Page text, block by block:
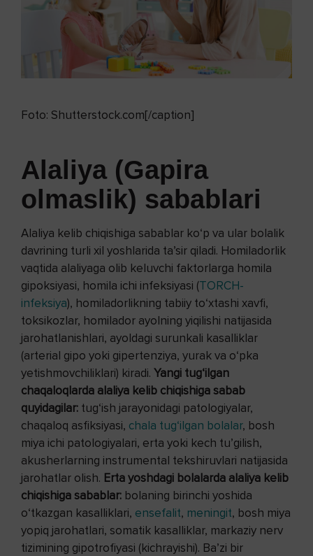
Foto: Shutterstock.com[/caption]
Alaliya (Gapira
olmaslik) sabablari
Alaliya kelib chiqishiga sabablar ko‘p va ular bolalik
davrining turli xil yoshlarida ta’sir qiladi. Homiladorlik
vaqtida alaliyaga olib keluvchi faktorlarga homila
gipoksiyasi, homila ichi infeksiyasi (TORCH-
infeksiya), homiladorlikning tabiiy to‘xtashi xavfi,
toksikozlar, homilador ayolning yiqilishi natijasida
jarohatlanishlari, ayoldagi surunkali kasalliklar
(arterial gipo yoki gipertenziya, yurak va o‘pka
yetishmovchiliklari) kiradi. Yangi tug‘ilgan
chaqaloqlarda alaliya kelib chiqishiga sabab
quyidagilar: tug‘ish jarayonidagi patologiyalar,
chaqaloq asfiksiyasi, chala tug‘ilgan bolalar, bosh
miya ichi patologiyalari, erta yoki kech tu’gilish,
akusherlarning instrumental tekshiruvlari natijasida
jarohatlar olish. Erta yoshdagi bolalarda alaliya kelib
chiqishiga sabablar: bolaning birinchi yoshida
o‘tkazgan kasalliklari, ensefalit, meningit, bosh miya
yopiq jarohatlari, somatik kasalliklar, markaziy nerv
tizimining gipotrofiyasi (kichrayishi). Ba’zi bir